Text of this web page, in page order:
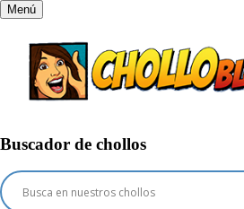
Menú
Buscador de chollos